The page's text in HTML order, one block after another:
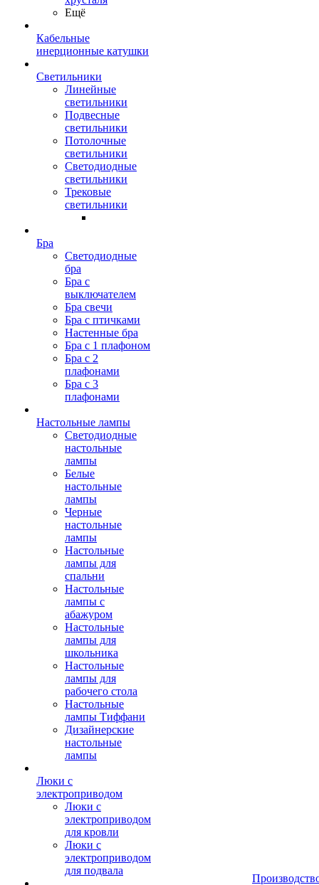
Ещё
Кабельные
инерционные катушки
Светильники
Линейные
светильники
Подвесные
светильники
Потолочные
светильники
Светодиодные
светильники
Трековые
светильники
Бра
Светодиодные
бра
Бра с
выключателем
Бра свечи
Бра с птичками
Настенные бра
Бра с 1 плафоном
Бра с 2
плафонами
Бра с 3
плафонами
Настольные лампы
Светодиодные
настольные
лампы
Белые
настольные
лампы
Черные
настольные
лампы
Настольные
лампы для
спальни
Настольные
лампы с
абажуром
Настольные
лампы для
школьника
Настольные
лампы для
рабочего стола
Настольные
лампы Тиффани
Дизайнерские
настольные
лампы
Люки с
электроприводом
Люки с
электроприводом
для кровли
Люки с
электроприводом
для подвала